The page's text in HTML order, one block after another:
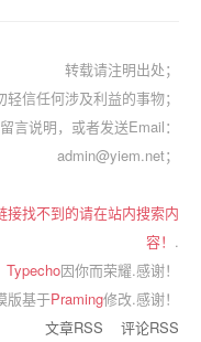
转载请注明出处；
信任何涉及利益的事物；
言说明，或者发送Email：
admin@yiem.net；
找不到的请在站内搜索内
容！ .
Typecho因你而荣耀.感谢！
版基于Praming修改.感谢！
文章RSS
评论RSS